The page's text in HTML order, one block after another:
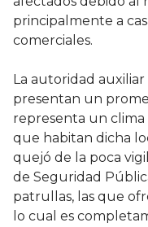
principalmente a
comerciales.
La autoridad
presentan un
representa un clima
que habitan dicha
quejó de la poca
de Seguridad
patrullas, las que
lo cual es